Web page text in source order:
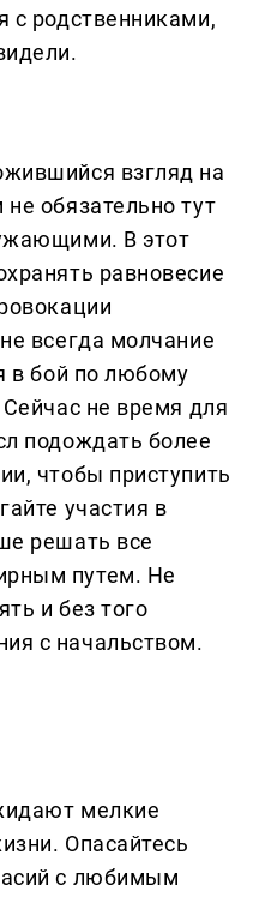
с родственниками,
взгляд на
обязательно тут
В этот
равновесие
всегда молчание
в бой по любому
не время для
подождать более
чтобы приступить
участия в
решать все
путем. Не
и без того
с начальством.
мелкие
Опасайтесь
с любимым